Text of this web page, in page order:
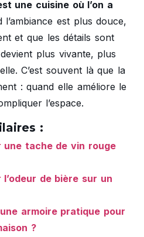
une cuisine où l’on a
l’ambiance est plus douce,
et que les détails sont
plus vivante, plus
C’est souvent là que la
: quand elle améliore le
l’espace.
:
une tache de vin rouge
de bière sur un
armoire pratique pour
?